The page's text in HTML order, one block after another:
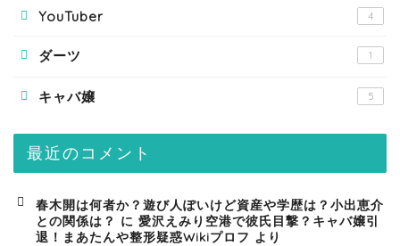
YouTuber 4
ダーツ 1
キャバ嬢 5
最近のコメント
春木開は何者か？遊び人ぽいけど資産や学歴は？小出恵介
との関係は？ に 愛沢えみり空港で彼氏目撃？キャバ嬢引
退！まあたんや整形疑惑Wikiプロフ より